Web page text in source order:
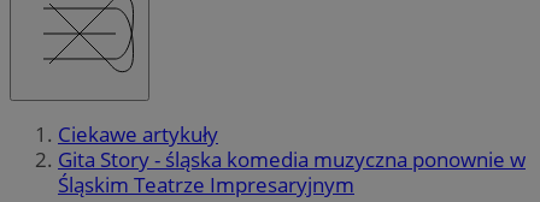
Ciekawe artykuły
Gita Story - śląska komedia muzyczna ponownie w
Śląskim Teatrze Impresaryjnym